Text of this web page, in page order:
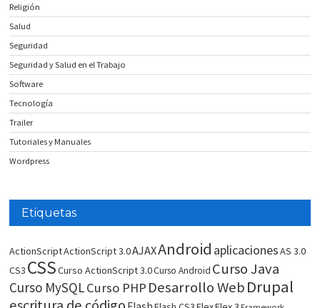
Religión
Salud
Seguridad
Seguridad y Salud en el Trabajo
Software
Tecnología
Trailer
Tutoriales y Manuales
Wordpress
Etiquetas
ActionScriptActionScript 3.0AJAXAndroid aplicacionesAS 3.0
CS3 CSSCurso ActionScript 3.0Curso Android Curso Java
Curso MySQLCurso PHP Desarrollo WebDrupal